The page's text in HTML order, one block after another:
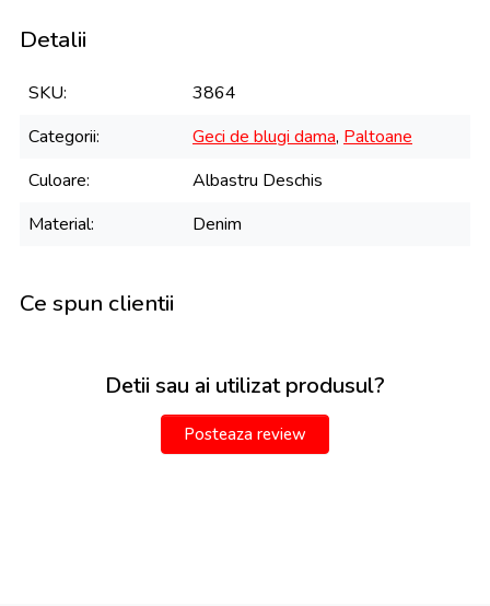
Detalii
SKU
3864
Categorii
Geci de blugi dama, Paltoane
Culoare
Albastru Deschis
Material
Denim
Ce spun clientii
Detii sau ai utilizat produsul?
Posteaza review